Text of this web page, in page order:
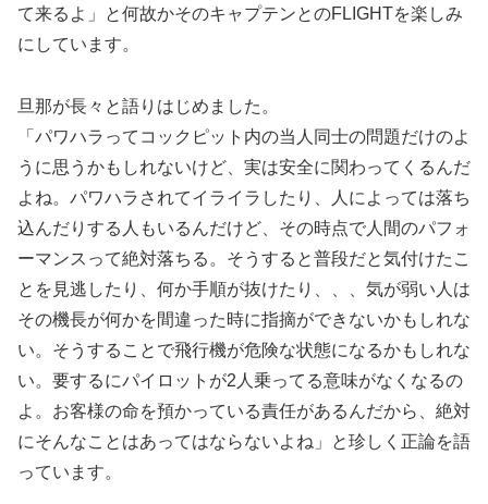
て来るよ」と何故かそのキャプテンとのFLIGHTを楽しみ
にしています。
旦那が長々と語りはじめました。
「パワハラってコックピット内の当人同士の問題だけのよ
うに思うかもしれないけど、実は安全に関わってくるんだ
よね。パワハラされてイライラしたり、人によっては落ち
込んだりする人もいるんだけど、その時点で人間のパフォ
ーマンスって絶対落ちる。そうすると普段だと気付けたこ
とを見逃したり、何か手順が抜けたり、、、気が弱い人は
その機長が何かを間違った時に指摘ができないかもしれな
い。そうすることで飛行機が危険な状態になるかもしれな
い。要するにパイロットが2人乗ってる意味がなくなるの
よ。お客様の命を預かっている責任があるんだから、絶対
にそんなことはあってはならないよね」と珍しく正論を語
っています。